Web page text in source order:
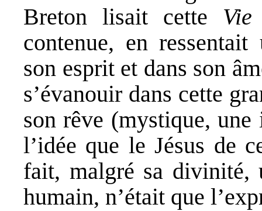
Breton lisait cette
contenue, en
son esprit et dans son
s’évanouir dans cette
son rêve (mystique,
l’idée que le Jésus de
fait, malgré sa divinité,
humain, n’était que